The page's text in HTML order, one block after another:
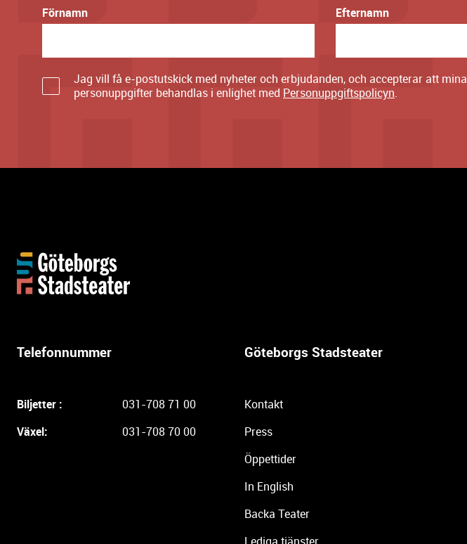
Förnamn Efternamn
Jag vill få e-postutskick med nyheter och erbjudanden, och accepterar att mina
personuppgifter behandlas i enlighet med Personuppgiftspolicyn.
Telefonnummer
Biljetter :
031-708 71 00
Växel:
031-708 70 00
Göteborgs Stadsteater
Kontakt
Press
Öppettider
In English
Backa Teater